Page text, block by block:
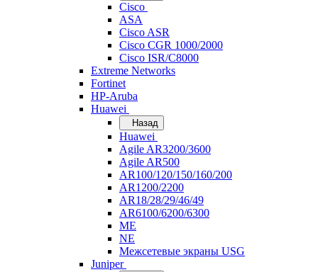
Cisco
ASA
Cisco ASR
Cisco CGR 1000/2000
Cisco ISR/С8000
Extreme Networks
Fortinet
HP-Aruba
Huawei
Назад
Huawei
Agile AR3200/3600
Agile AR500
AR100/120/150/160/200
AR1200/2200
AR18/28/29/46/49
AR6100/6200/6300
ME
NE
Межсетевые экраны USG
Juniper